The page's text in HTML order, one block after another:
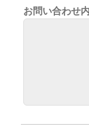
お問い合わせ